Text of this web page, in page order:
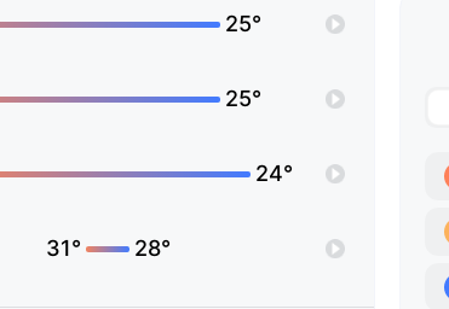
25°
25°
24°
31° 28°